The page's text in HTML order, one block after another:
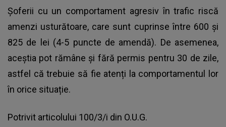
Șoferii cu un comportament agresiv în trafic riscă
amenzi usturătoare, care sunt cuprinse între 600 și
825 de lei (4-5 puncte de amendă). De asemenea,
aceștia pot rămâne și fără permis pentru 30 de zile,
astfel că trebuie să fie atenți la comportamentul lor
în orice situație.
Potrivit articolului 100/3/i din O.U.G.